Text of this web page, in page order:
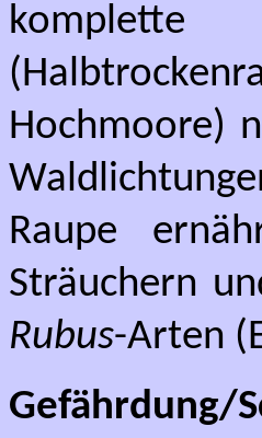
komplette
Hochmoore)
Raupe
Sträuchern
Rubus-Arten (
Gefährdung/